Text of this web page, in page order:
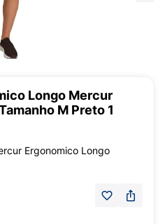
Longo Mercur
M Preto 1
Ergonomico Longo